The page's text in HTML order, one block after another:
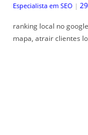
Especialista em SEO |
ranking local no
mapa, atrair clientes